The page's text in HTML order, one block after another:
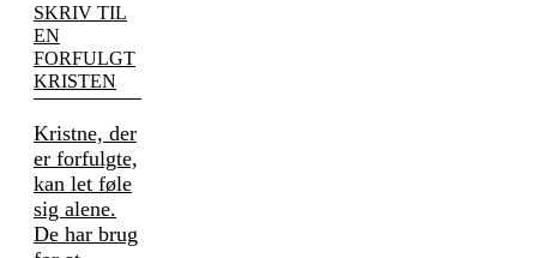
SKRIV TIL
EN
FORFULGT
KRISTEN
Kristne, der
er forfulgte,
kan let føle
sig alene.
De har brug